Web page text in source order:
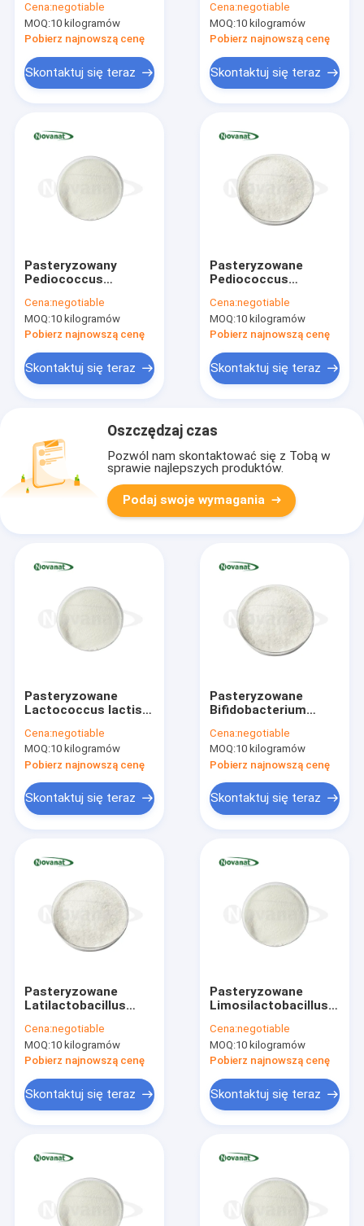
Filmy
salivarius SS9
Postbiotics w
proszku
alergenów/Bezglutenowy/Bez
produktów
Cena:negotiable
MOQ:10 kilogramów
Pobierz najnowszą cenę
Skontaktuj się teraz
thermophilus ST6
Postbiotics w
proszku
alergenów/
produktów
Cena:negotiable
MOQ:10 kilogramów
Pobierz najnowszą cenę
Skontaktuj się teraz
Pasteryzowany
Pediococcus
Postbiotyki w
proszku
Wegańskie/Bez
produktów
mlecznych
Cena:negotiable
MOQ:10 kilogramów
Pobierz najnowszą cenę
Skontaktuj się teraz
Pasteryzowane
Pediococcus
Postbiotyki w
proszku
Wegańskie/Bez
produktów
mlecznych
Cena:negotiable
MOQ:10 kilogramów
Pobierz najnowszą cenę
Skontaktuj się teraz
Oszczędzaj czas
Pozwól nam skontaktować się z Tobą w
sprawie najlepszych produktów.
Podaj swoje wymagania
Pasteryzowane
Lactococcus lactis
Postbiotyki w
proszku
Wegańskie/Bez
alergenów/Bezglutenowe/Bez
produktów
mlecznych
Cena:negotiable
MOQ:10 kilogramów
Pobierz najnowszą cenę
Skontaktuj się teraz
Pasteryzowane
Bifidobacterium
Animalis BA77
Postbiotyki w
proszku
Wegańskie/Bez
alergenów/
produktów
Cena:negotiable
MOQ:10 kilogramów
Pobierz najnowszą cenę
Skontaktuj się teraz
Pasteryzowane
Latilactobacillus
Postbiotyki w
proszku
Wegańskie/Bez
produktów
mlecznych
Cena:negotiable
MOQ:10 kilogramów
Pobierz najnowszą cenę
Skontaktuj się teraz
Pasteryzowane
Limosilactobacillus
Postbiotyki w
proszku
Wegańskie/Bez
produktów
mlecznych
Cena:negotiable
MOQ:10 kilogramów
Pobierz najnowszą cenę
Skontaktuj się teraz